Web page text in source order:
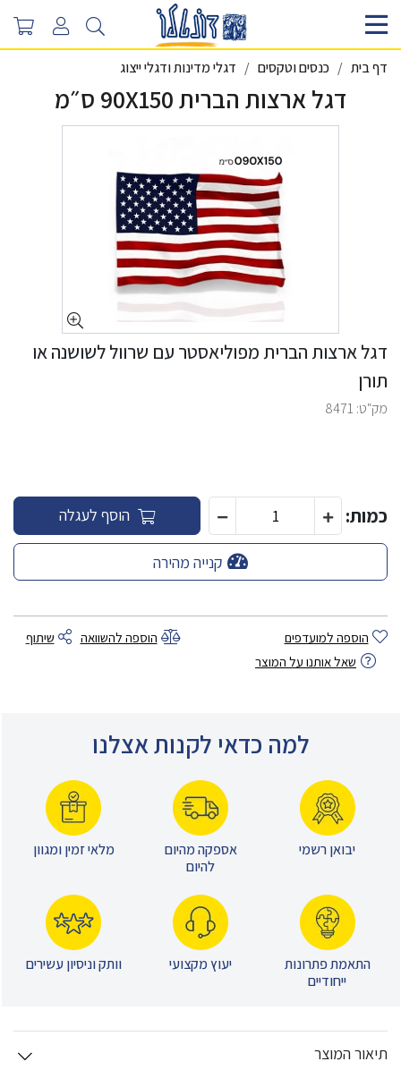
דף בית כנסים וטקסים דגלי מדינות ודגלי ייצוג
דגל ארצות הברית 90X150 ס״מ
דגל ארצות הברית מפוליאסטר עם שרוול לשושנה או
תורן
מק"ט: 8471
כמות: הוסף לעגלה
קנייה מהירה
הוספה למועדפים הוספה להשוואה
שיתוף
שאל אותנו על המוצר
למה כדאי לקנות אצלנו
יבואן רשמי
אספקה מהיום
להיום
מלאי זמין ומגוון
התאמת פתרונות
ייחודיים
יעוץ מקצועי וותק וניסיון עשירים
תיאור המוצר